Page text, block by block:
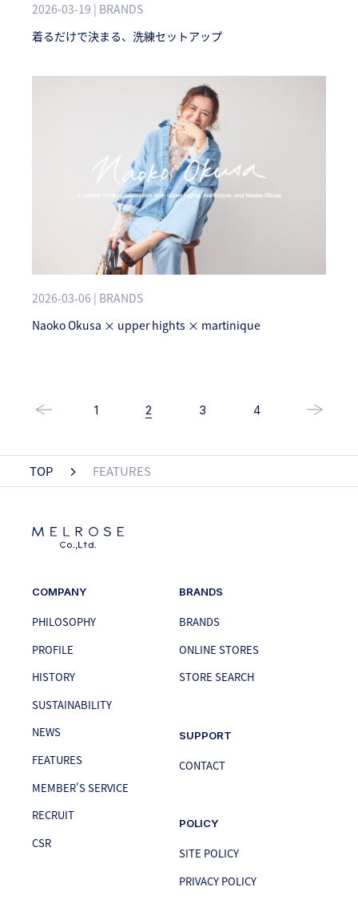
2026-03-19 | BRANDS
着るだけで決まる、洗練セットアップ
2026-03-06 | BRANDS
Naoko Okusa × upper hights × martinique
1 2 3 4
TOP FEATURES
COMPANY
PHILOSOPHY
PROFILE
HISTORY
SUSTAINABILITY
NEWS
FEATURES
MEMBER'S SERVICE
RECRUIT
CSR
BRANDS
BRANDS
ONLINE STORES
STORE SEARCH
SUPPORT
CONTACT
POLICY
SITE POLICY
PRIVACY POLICY